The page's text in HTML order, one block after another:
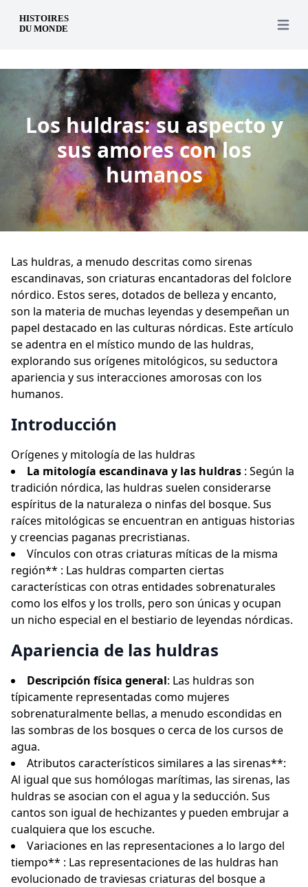
es Open
Los huldras: su aspecto y
sus amores con los
humanos
Las huldras, a menudo descritas como sirenas
escandinavas, son criaturas encantadoras del folclore
nórdico. Estos seres, dotados de belleza y encanto,
son la materia de muchas leyendas y desempeñan un
papel destacado en las culturas nórdicas. Este artículo
se adentra en el místico mundo de las huldras,
explorando sus orígenes mitológicos, su seductora
apariencia y sus interacciones amorosas con los
humanos.
Introducción
Orígenes y mitología de las huldras
La mitología escandinava y las huldras : Según la
tradición nórdica, las huldras suelen considerarse
espíritus de la naturaleza o ninfas del bosque. Sus
raíces mitológicas se encuentran en antiguas historias
y creencias paganas precristianas.
Vínculos con otras criaturas míticas de la misma
región** : Las huldras comparten ciertas
características con otras entidades sobrenaturales
como los elfos y los trolls, pero son únicas y ocupan
un nicho especial en el bestiario de leyendas nórdicas.
Apariencia de las huldras
Descripción física general: Las huldras son
típicamente representadas como mujeres
sobrenaturalmente bellas, a menudo escondidas en
las sombras de los bosques o cerca de los cursos de
agua.
Atributos característicos similares a las sirenas**:
Al igual que sus homólogas marítimas, las sirenas, las
huldras se asocian con el agua y la seducción. Sus
cantos son igual de hechizantes y pueden embrujar a
cualquiera que los escuche.
Variaciones en las representaciones a lo largo del
tiempo** : Las representaciones de las huldras han
evolucionado de traviesas criaturas del bosque a